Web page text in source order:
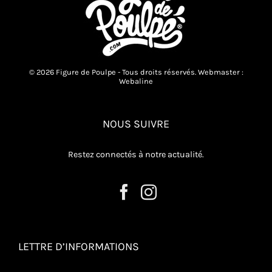
page
du
produit
© 2026 Figure de Poulpe - Tous droits réservés. Webmaster :
Webaline
NOUS SUIVRE
Restez connectés à notre actualité.
LETTRE D’INFORMATIONS